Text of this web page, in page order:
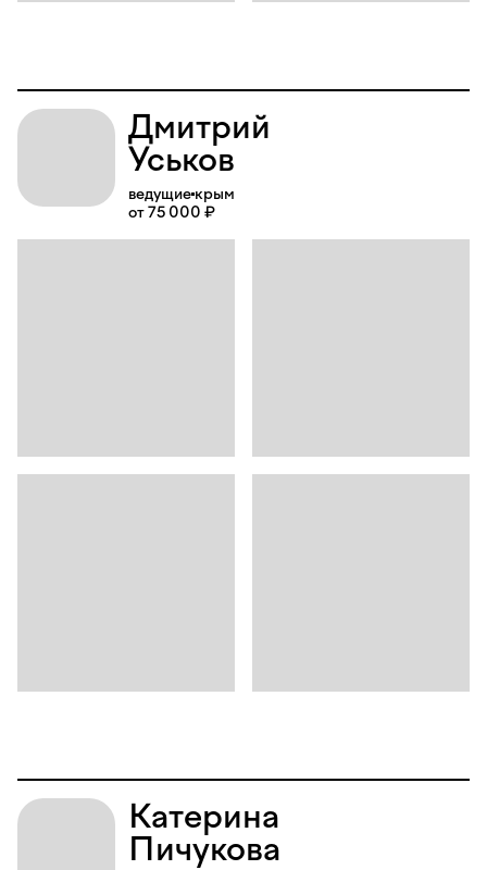
Дмитрий
Уськов
ведущие крым
от 75 000 ₽
Катерина
Пичукова